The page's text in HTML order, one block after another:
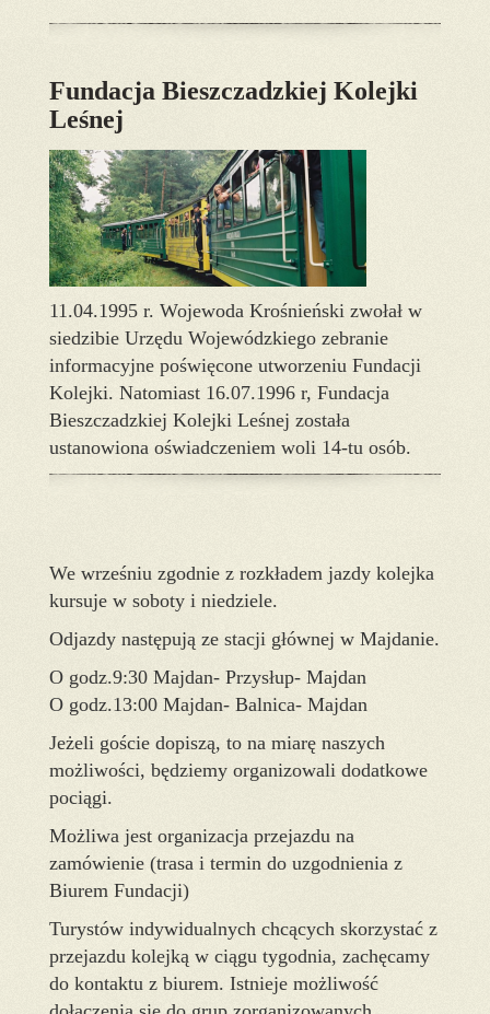
Fundacja Bieszczadzkiej Kolejki
Leśnej
11.04.1995 r. Wojewoda Krośnieński zwołał w
siedzibie Urzędu Wojewódzkiego zebranie
informacyjne poświęcone utworzeniu Fundacji
Kolejki. Natomiast 16.07.1996 r, Fundacja
Bieszczadzkiej Kolejki Leśnej została
ustanowiona oświadczeniem woli 14-tu osób.
We wrześniu zgodnie z rozkładem jazdy kolejka
kursuje w soboty i niedziele.
Odjazdy następują ze stacji głównej w Majdanie.
O godz.9:30 Majdan- Przysłup- Majdan
O godz.13:00 Majdan- Balnica- Majdan
Jeżeli goście dopiszą, to na miarę naszych
możliwości, będziemy organizowali dodatkowe
pociągi.
Możliwa jest organizacja przejazdu na
zamówienie (trasa i termin do uzgodnienia z
Biurem Fundacji)
Turystów indywidualnych chcących skorzystać z
przejazdu kolejką w ciągu tygodnia, zachęcamy
do kontaktu z biurem. Istnieje możliwość